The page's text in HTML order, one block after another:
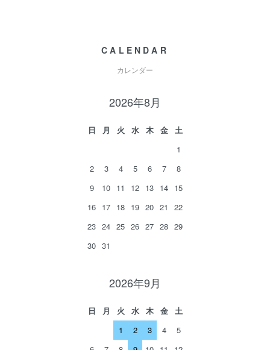
CALENDAR
カレンダー
2026年8月
日 月 火 水 木 金
土
1
2
3 4 5 6 7
8
9
10 11 12 13 14 15
16 17 18 19 20 21
22
23 24 25 26 27 28 29
30 31
2026年9月
日 月 火 水 木 金
土
1
2 3 4
5